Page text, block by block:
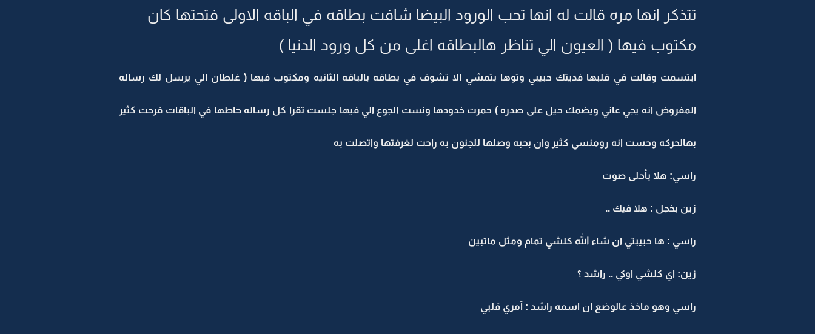
تتذكر انها مره قالت له انها تحب الورود البيضا شافت بطاقه في الباقه الاولى فتحتها كان
مكتوب فيها ( العيون الي تناظر هالبطاقه اغلى من كل ورود الدنيا )
ابتسمت وقالت في قلبها فديتك حبيبي وتوها بتمشي الا تشوف في بطاقه بالباقه الثانيه ومكتوب فيها ( غلطان الي يرسل لك رساله
المفروض انه يجي عاني ويضمك حيل على صدره ) حمرت خدودها ونست الجوع الي فيها جلست تقرا كل رساله حاطها في الباقات فرحت كثير
بهالحركه وحست انه رومنسي كثير وان بحبه وصلها للجنون به راحت لغرفتها واتصلت به
راسي: هلا بأحلى صوت
زين بخجل : هلا فيك ..
راسي : ها حبيبتي ان شاء الله كلشي تمام ومثل ماتبين
زين: اي كلشي اوكي .. راشد ؟
راسي وهو ماخذ عالوضع ان اسمه راشد : آمري قلبي